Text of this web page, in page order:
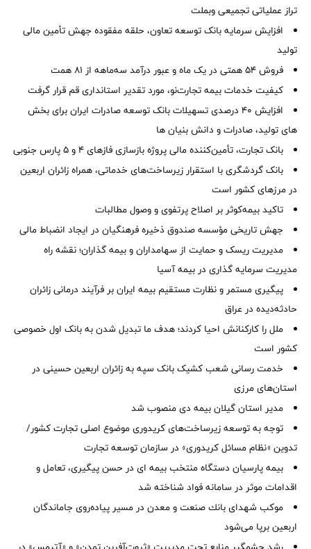
تراز عملیاتی تجمیعی وبملت
افزایش سرمایه بانک توسعه تعاون، حلقه مفقوده جهش تأمین مالی
تولید
فروش 54 همتی در یک ماه و عبور درآمد سه‌ماهه از 81 همت
کیفیت خدمات بیمه تجارت‌نو، مورد تقدیر استانداری قم قرار گرفت
افزایش 40 درصدی تسهیلات بانک توسعه صادرات ایران برای بخش
های تولید، صادرات و دانش بنیان ها
بانک تجارت، تأمین‌کننده مالی پروژه بازسازی فازهای ۴ و ۵ پارس جنوبی
بانک گردشگری با استقرار زیرساخت‌های خدماتی، همراه زائران اربعین
در مرزهای کشور است
تاکید بیمه‌کوثر بر اصلاح پرتفوی و وصول مطالبات ‌
جهش تاریخی مؤسسه صندوق ذخیره فرهنگیان در ایجاد انضباط مالی
مدیریت ریسک و حمایت از سهامداران و بیمه گذاران؛ نقشه راه
مدیریت سرمایه گذاری در بیمه آسیا
پیگیری مستمر و نظارت مستقیم بیمه ایران بر فرآیند درمانی زائران
حادثه‌دیده در عراق
ملل را کارکنانش احیا کردند؛ هدف ما تبدیل شدن به بانک اول خصوصی
کشور است
خدمت رسانی شعب کشیک بانک سپه به زائران اربعین حسینی در
استان‌‌های مرزی
‌مدیر استان گیلان بیمه دی منصوب شد
توجه به توسعه زیرساخت‌های کریدوری موضوع اصلی تجارت کشور/
تدوین «نظام مسائل کریدوری» در سازمان توسعه تجارت
بیمه پارسیان دستگاه منتخب بیمه ای در حسن پیگیری، تعامل و
اقدامات موثر در سامانه فواد شناخته شد
موكب شهدای بانك صنعت و معدن در مسیر پیاده‌روی جاماندگان
اربعین برپا می‌شود